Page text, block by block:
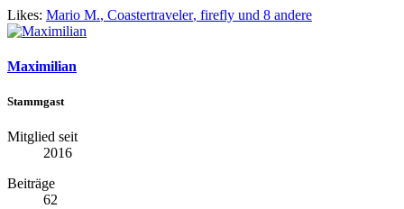
Likes: Mario M., Coastertraveler, firefly und 8 andere
Maximilian
Stammgast
Mitglied seit
2016
Beiträge
62